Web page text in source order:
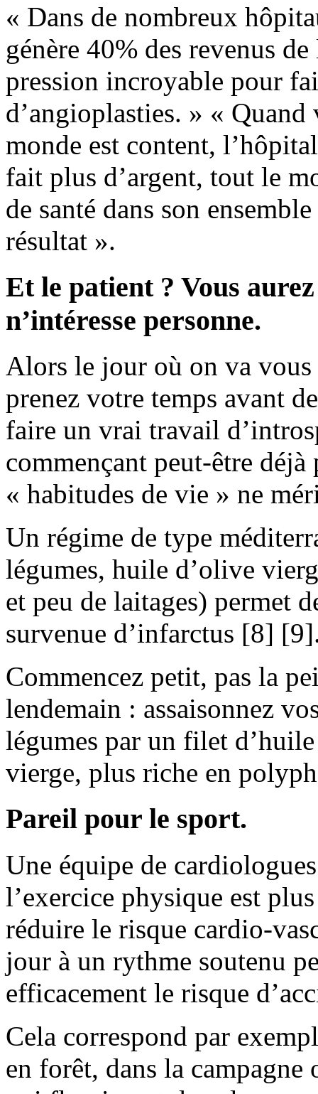
« Dans de nombreux
génère 40% des revenus
pression incroyable pour
d’angioplasties. » «
monde est content,
fait plus d’argent, tout le
de santé dans son
résultat ».
Et le patient ? Vous
n’intéresse personne.
Alors le jour où on va vous
prenez votre temps avant
faire un vrai travail
commençant peut-être
« habitudes de vie » ne
Un régime de type
légumes, huile d’olive
et peu de laitages) permet
survenue d’infarctus [8]
Commencez petit, pas la
lendemain : assaisonnez
légumes par un filet
vierge, plus riche en
Pareil pour le sport.
Une équipe de
l’exercice physique est
réduire le risque cardio-
jour à un rythme soutenu
efficacement le risque
Cela correspond par
en forêt, dans la campagne